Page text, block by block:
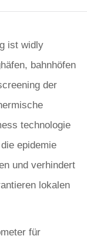
ist widly
bahnhöfen
der
technologie
epidemie
und verhindert
lokalen
für